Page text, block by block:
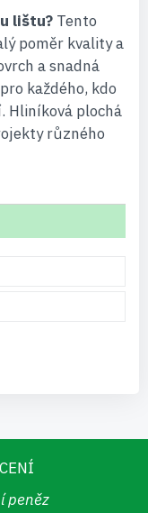
lištu? Tento
poměr kvality a
a snadná
každého, kdo
Hliníková plochá
různého
peněz